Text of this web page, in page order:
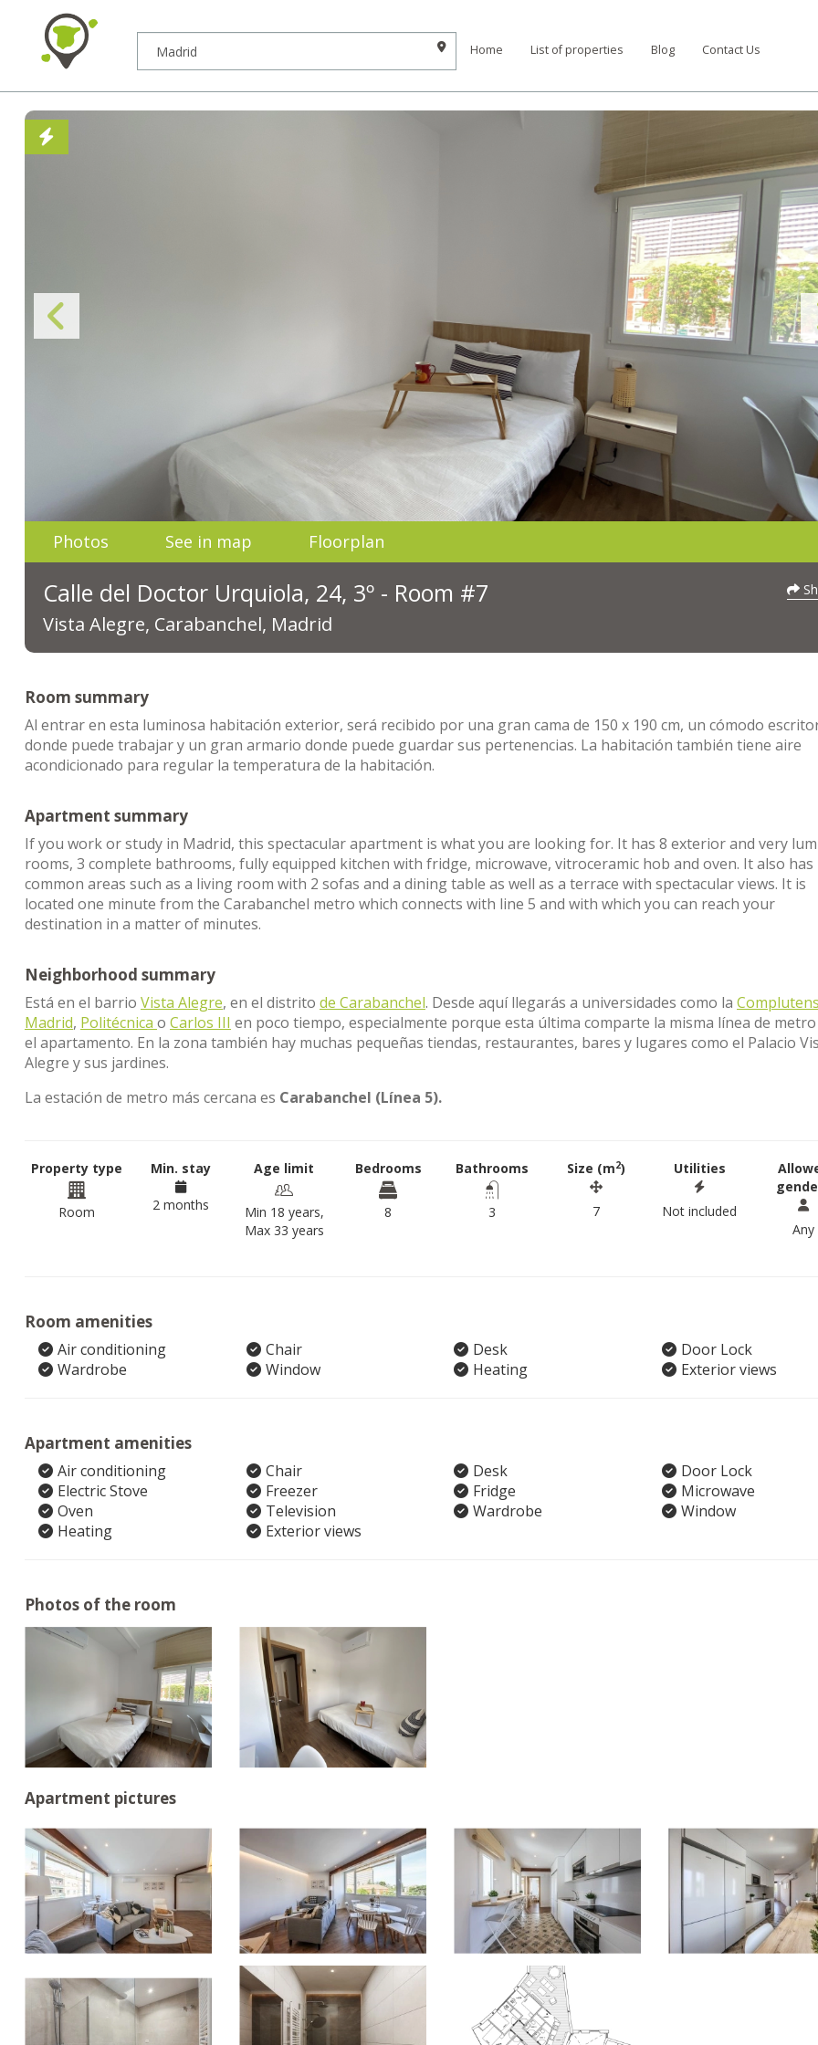
Home List of properties Blog Contact Us
Photos See in map Floorplan
Calle del Doctor Urquiola, 24, 3º - Room #7
Vista Alegre, Carabanchel, Madrid
Room summary
Al entrar en esta luminosa habitación exterior, será recibido por una gran cama de 150 x 190 cm, un cómodo
donde puede trabajar y un gran armario donde puede guardar sus pertenencias. La habitación también tiene aire
acondicionado para regular la temperatura de la habitación.
Apartment summary
If you work or study in Madrid, this spectacular apartment is what you are looking for. It has 8 exterior and very
rooms, 3 complete bathrooms, fully equipped kitchen with fridge, microwave, vitroceramic hob and oven. It also has
common areas such as a living room with 2 sofas and a dining table as well as a terrace with spectacular views. It is
located one minute from the Carabanchel metro which connects with line 5 and with which you can reach your
destination in a matter of minutes.
Neighborhood summary
Está en el barrio Vista Alegre, en el distrito de Carabanchel. Desde aquí llegarás a universidades como la
Madrid, Politécnica o Carlos III en poco tiempo, especialmente porque esta última comparte la misma línea de
el apartamento. En la zona también hay muchas pequeñas tiendas, restaurantes, bares y lugares como el Palacio
Alegre y sus jardines.
La estación de metro más cercana es Carabanchel (Línea 5).
Property type
Room
Min. stay
2 months
Age limit
Min 18 years,
Max 33 years
Bedrooms
8
Bathrooms
3
Size (m2)
7
Utilities
Not included
Any
Room amenities
Air conditioning Chair Desk
Door Lock
Wardrobe
Window Heating Exterior views
Apartment amenities
Air conditioning Chair Desk
Door Lock
Electric Stove
Freezer Fridge
Microwave
Oven
Television Wardrobe
Window
Heating
Exterior views
Photos of the room
Apartment pictures